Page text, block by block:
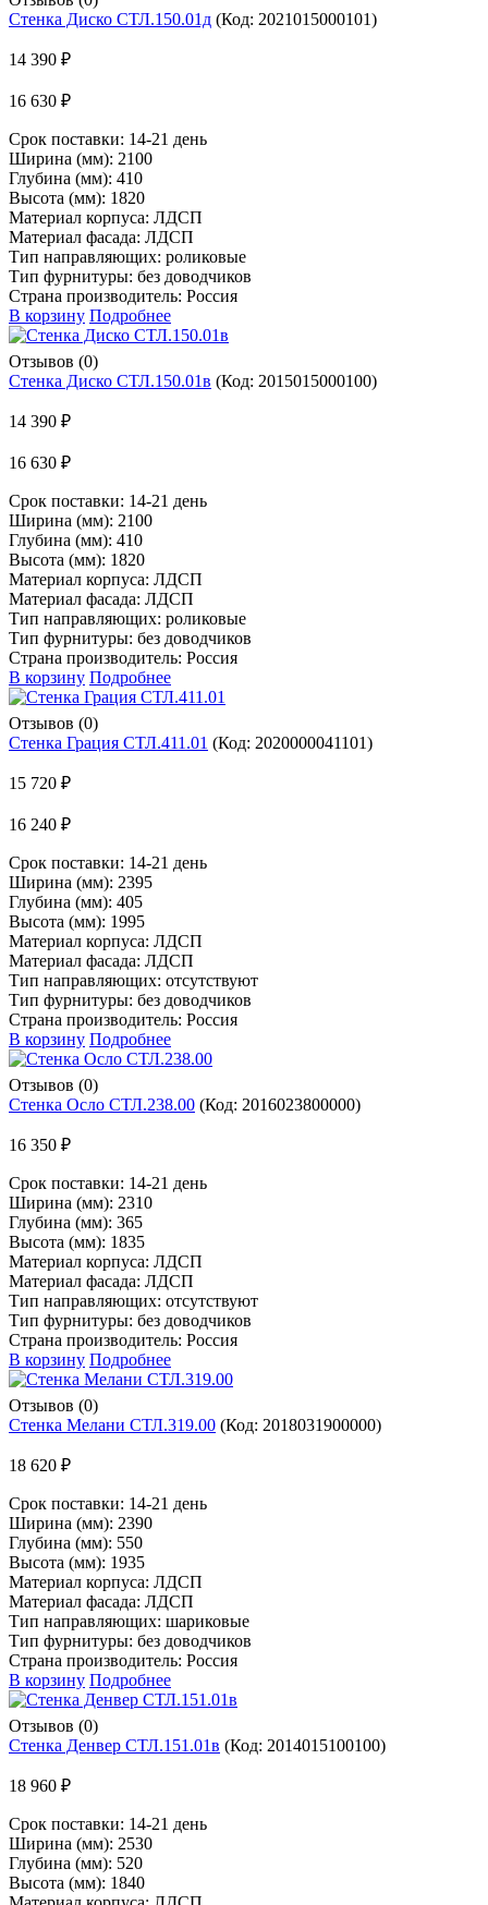
Стенка Диско СТЛ.150.01д (Код: 2021015000101)
14 390 ₽
16 630 ₽
Срок поставки: 14-21 день
Ширина (мм): 2100
Глубина (мм): 410
Высота (мм): 1820
Материал корпуса: ЛДСП
Материал фасада: ЛДСП
Тип направляющих: роликовые
Тип фурнитуры: без доводчиков
Страна производитель: Россия
В корзину Подробнее
Отзывов (0)
Стенка Диско СТЛ.150.01в (Код: 2015015000100)
14 390 ₽
16 630 ₽
Срок поставки: 14-21 день
Ширина (мм): 2100
Глубина (мм): 410
Высота (мм): 1820
Материал корпуса: ЛДСП
Материал фасада: ЛДСП
Тип направляющих: роликовые
Тип фурнитуры: без доводчиков
Страна производитель: Россия
В корзину Подробнее
Отзывов (0)
Стенка Грация СТЛ.411.01 (Код: 2020000041101)
15 720 ₽
16 240 ₽
Срок поставки: 14-21 день
Ширина (мм): 2395
Глубина (мм): 405
Высота (мм): 1995
Материал корпуса: ЛДСП
Материал фасада: ЛДСП
Тип направляющих: отсутствуют
Тип фурнитуры: без доводчиков
Страна производитель: Россия
В корзину Подробнее
Отзывов (0)
Стенка Осло СТЛ.238.00 (Код: 2016023800000)
16 350 ₽
Срок поставки: 14-21 день
Ширина (мм): 2310
Глубина (мм): 365
Высота (мм): 1835
Материал корпуса: ЛДСП
Материал фасада: ЛДСП
Тип направляющих: отсутствуют
Тип фурнитуры: без доводчиков
Страна производитель: Россия
В корзину Подробнее
Отзывов (0)
Стенка Мелани СТЛ.319.00 (Код: 2018031900000)
18 620 ₽
Срок поставки: 14-21 день
Ширина (мм): 2390
Глубина (мм): 550
Высота (мм): 1935
Материал корпуса: ЛДСП
Материал фасада: ЛДСП
Тип направляющих: шариковые
Тип фурнитуры: без доводчиков
Страна производитель: Россия
В корзину Подробнее
Отзывов (0)
Стенка Денвер СТЛ.151.01в (Код: 2014015100100)
18 960 ₽
Срок поставки: 14-21 день
Ширина (мм): 2530
Глубина (мм): 520
Высота (мм): 1840